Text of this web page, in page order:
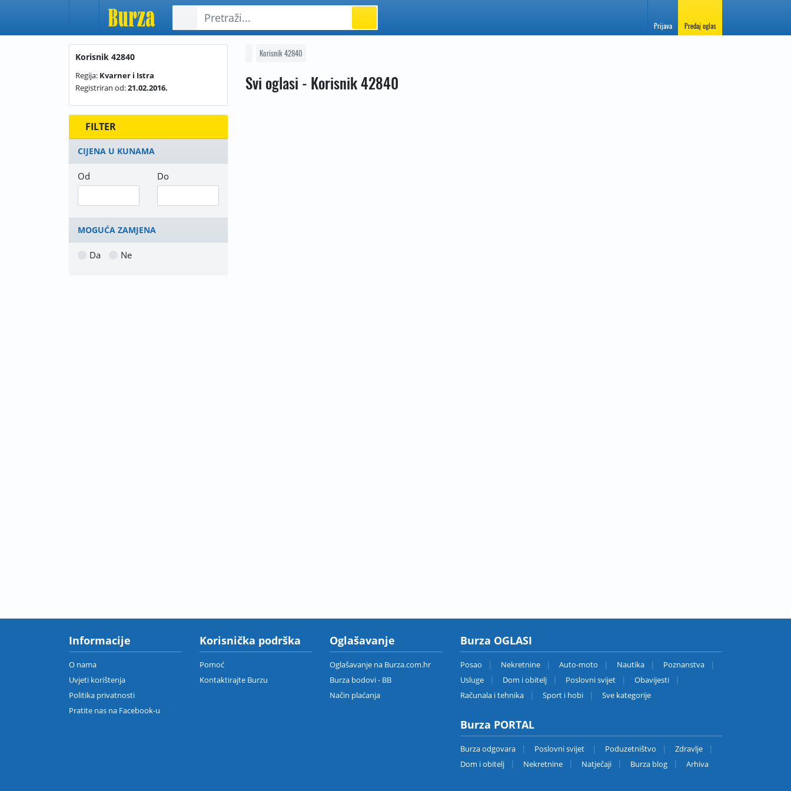
Prijava Predaj oglas
Korisnik 42840
Regija: Kvarner i Istra
Registriran od:21.02.2016.
FILTER
CIJENA U KUNAMA
Od Do
MOGUĆA ZAMJENA
Da Ne
Korisnik 42840
Svi oglasi - Korisnik 42840
Informacije
O nama
Uvjeti korištenja
Politika privatnosti
Pratite nas na Facebook-u
Korisnička podrška
Pomoć
Kontaktirajte Burzu
Oglašavanje
Oglašavanje na Burza.com.hr
Burza bodovi - BB
Način plaćanja
Burza OGLASI
Posao Nekretnine Auto-moto Nautika
Poznanstva
Usluge
Dom i obitelj Poslovni svijet
Obavijesti
Računala i tehnika
Sport i hobi Sve kategorije
Burza PORTAL
Burza odgovara Poslovni svijet Poduzetništvo
Zdravlje
Dom i obitelj
Nekretnine Natječaji Burza blog Arhiva